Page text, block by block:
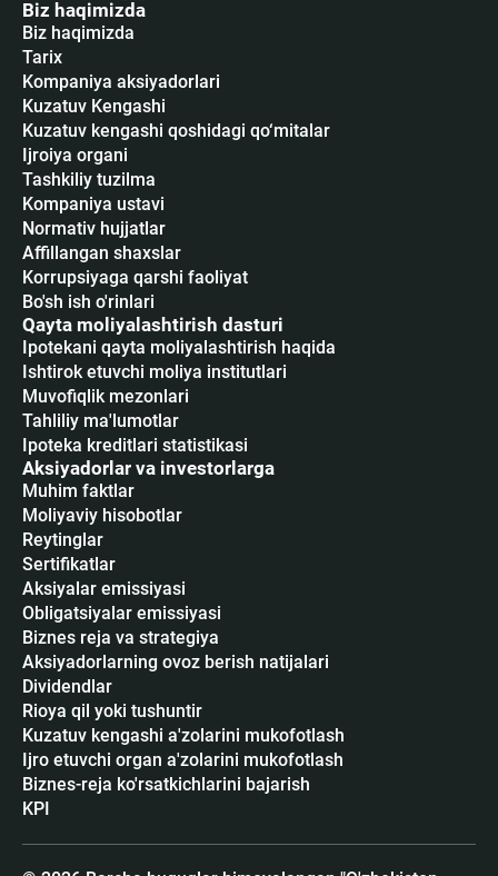
Biz haqimizda
Biz haqimizda
Tarix
Kompaniya aksiyadorlari
Kuzatuv Kengashi
Kuzatuv kengashi qoshidagi qo‘mitalar
Ijroiya organi
Tashkiliy tuzilma
Kompaniya ustavi
Normativ hujjatlar
Affillangan shaxslar
Korrupsiyaga qarshi faoliyat
Bo'sh ish o'rinlari
Qayta moliyalashtirish dasturi
Ipotekani qayta moliyalashtirish haqida
Ishtirok etuvchi moliya institutlari
Muvofiqlik mezonlari
Tahliliy ma'lumotlar
Ipoteka kreditlari statistikasi
Aksiyadorlar va investorlarga
Muhim faktlar
Moliyaviy hisobotlar
Reytinglar
Sertifikatlar
Аksiyalar emissiyasi
Obligatsiyalar emissiyasi
Biznes reja va strategiya
Aksiyadorlarning ovoz berish natijalari
Dividendlar
Rioya qil yoki tushuntir
Kuzatuv kengashi a'zolarini mukofotlash
Ijro etuvchi organ a'zolarini mukofotlash
Biznes-reja ko'rsatkichlarini bajarish
KPI